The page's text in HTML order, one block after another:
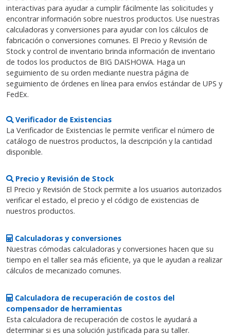
interactivas para ayudar a cumplir fácilmente las solicitudes y
encontrar información sobre nuestros productos. Use nuestras
calculadoras y conversiones para ayudar con los cálculos de
fabricación o conversiones comunes. El Precio y Revisión de
Stock y control de inventario brinda información de inventario
de todos los productos de BIG DAISHOWA. Haga un
seguimiento de su orden mediante nuestra página de
seguimiento de órdenes en línea para envíos estándar de UPS y
FedEx.
Verificador de Existencias
La Verificador de Existencias le permite verificar el número de
catálogo de nuestros productos, la descripción y la cantidad
disponible.
Precio y Revisión de Stock
El Precio y Revisión de Stock permite a los usuarios autorizados
verificar el estado, el precio y el código de existencias de
nuestros productos.
Calculadoras y conversiones
Nuestras cómodas calculadoras y conversiones hacen que su
tiempo en el taller sea más eficiente, ya que le ayudan a realizar
cálculos de mecanizado comunes.
Calculadora de recuperación de costos del
compensador de herramientas
Esta calculadora de recuperación de costos le ayudará a
determinar si es una solución justificada para su taller.